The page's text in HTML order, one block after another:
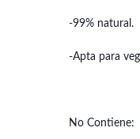
-99% natural.
-Apta para
No Contiene: